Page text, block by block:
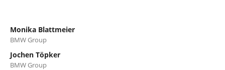
Monika Blattmeier
BMW Group
Jochen Töpker
BMW Group